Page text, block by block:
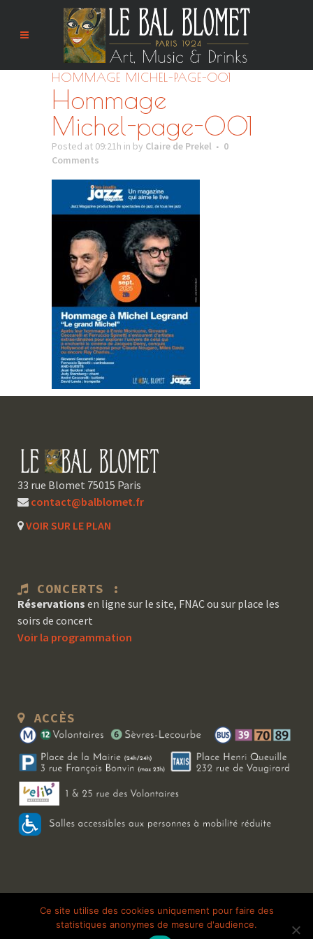
HOMMAGE MICHEL-PAGE-001
Hommage
Michel-page-001
Posted at 09:21h in by Claire de Prekel
0
Comments
33 rue Blomet 75015 Paris
contact@balblomet.fr
VOIR SUR LE PLAN
CONCERTS :
Réservations en ligne sur le site, FNAC ou sur place les
soirs de concert
Voir la programmation
ACCÈS
Copyright 2026 Le Bal Blomet | Tous droits réservés | Mentions légales
Galerie photo
Ce site utilise des cookies uniquement pour faire des
statistiques anonymes de mesure d'audience.